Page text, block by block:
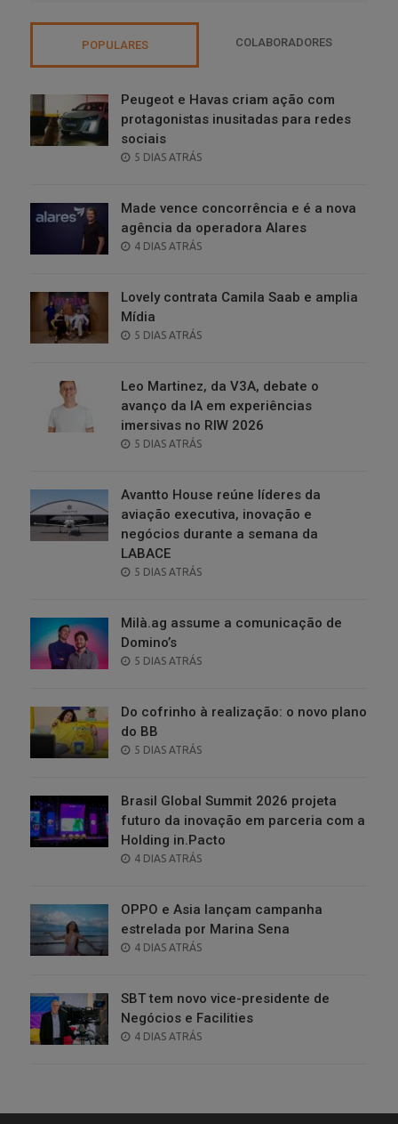
POPULARES COLABORADORES
Peugeot e Havas criam ação com
protagonistas inusitadas para redes
sociais
POSTED
5 DIAS ATRÁS
Made vence concorrência e é a nova
agência da operadora Alares
POSTED
4 DIAS ATRÁS
Lovely contrata Camila Saab e amplia
Mídia
POSTED
5 DIAS ATRÁS
Leo Martinez, da V3A, debate o
avanço da IA em experiências
imersivas no RIW 2026
POSTED
5 DIAS ATRÁS
Avantto House reúne líderes da
aviação executiva, inovação e
negócios durante a semana da
LABACE
POSTED
5 DIAS ATRÁS
Milà.ag assume a comunicação de
Domino’s
POSTED
5 DIAS ATRÁS
Do cofrinho à realização: o novo plano
do BB
POSTED
5 DIAS ATRÁS
Brasil Global Summit 2026 projeta
futuro da inovação em parceria com a
Holding in.Pacto
POSTED
4 DIAS ATRÁS
OPPO e Asia lançam campanha
estrelada por Marina Sena
POSTED
4 DIAS ATRÁS
SBT tem novo vice-presidente de
Negócios e Facilities
POSTED
4 DIAS ATRÁS